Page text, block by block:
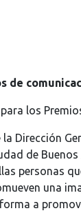
de
los
Dirección
de
personas
una
a